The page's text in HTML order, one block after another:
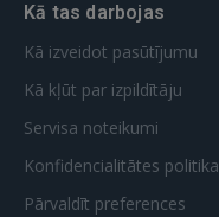
Kā tas darbojas
Kā izveidot pasūtījumu
Kā kļūt par izpildītāju
Servisa noteikumi
Konfidencialitātes politika
Pārvaldīt preferences